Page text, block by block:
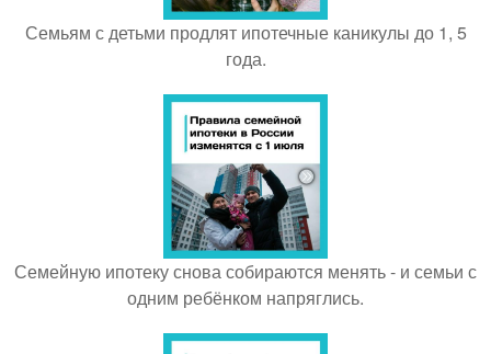
Семьям с детьми продлят ипотечные каникулы до 1, 5
года.
Семейную ипотеку снова собираются менять - и семьи с
одним ребёнком напряглись.